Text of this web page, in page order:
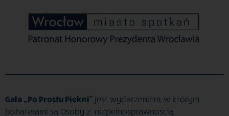
Gala „Po Prostu Piękni” jest wydarzeniem, w którym
bohaterami są Osoby z niepełnosprawnością